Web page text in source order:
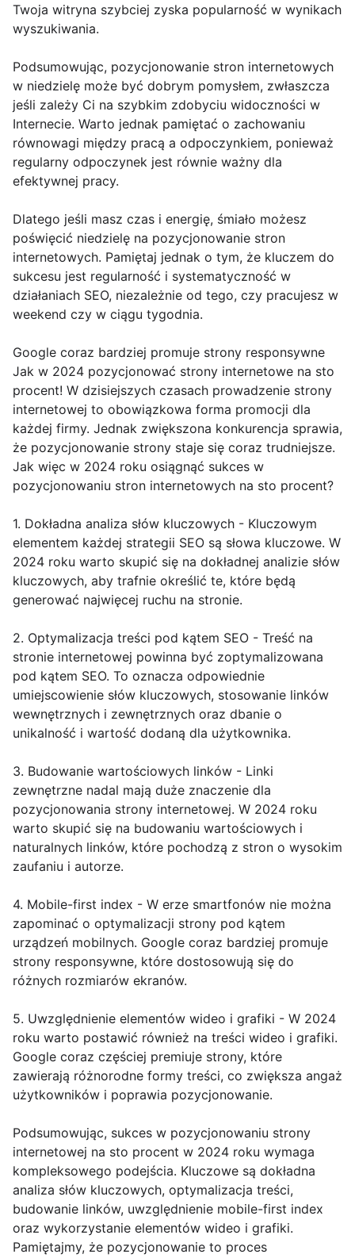
Twoja witryna szybciej zyska popularność w wynikach
wyszukiwania.
Podsumowując, pozycjonowanie stron internetowych
w niedzielę może być dobrym pomysłem, zwłaszcza
jeśli zależy Ci na szybkim zdobyciu widoczności w
Internecie. Warto jednak pamiętać o zachowaniu
równowagi między pracą a odpoczynkiem, ponieważ
regularny odpoczynek jest równie ważny dla
efektywnej pracy.
Dlatego jeśli masz czas i energię, śmiało możesz
poświęcić niedzielę na pozycjonowanie stron
internetowych. Pamiętaj jednak o tym, że kluczem do
sukcesu jest regularność i systematyczność w
działaniach SEO, niezależnie od tego, czy pracujesz w
weekend czy w ciągu tygodnia.
Google coraz bardziej promuje strony responsywne
Jak w 2024 pozycjonować strony internetowe na sto
procent! W dzisiejszych czasach prowadzenie strony
internetowej to obowiązkowa forma promocji dla
każdej firmy. Jednak zwiększona konkurencja sprawia,
że pozycjonowanie strony staje się coraz trudniejsze.
Jak więc w 2024 roku osiągnąć sukces w
pozycjonowaniu stron internetowych na sto procent?
1. Dokładna analiza słów kluczowych - Kluczowym
elementem każdej strategii SEO są słowa kluczowe. W
2024 roku warto skupić się na dokładnej analizie słów
kluczowych, aby trafnie określić te, które będą
generować najwięcej ruchu na stronie.
2. Optymalizacja treści pod kątem SEO - Treść na
stronie internetowej powinna być zoptymalizowana
pod kątem SEO. To oznacza odpowiednie
umiejscowienie słów kluczowych, stosowanie linków
wewnętrznych i zewnętrznych oraz dbanie o
unikalność i wartość dodaną dla użytkownika.
3. Budowanie wartościowych linków - Linki
zewnętrzne nadal mają duże znaczenie dla
pozycjonowania strony internetowej. W 2024 roku
warto skupić się na budowaniu wartościowych i
naturalnych linków, które pochodzą z stron o wysokim
zaufaniu i autorze.
4. Mobile-first index - W erze smartfonów nie można
zapominać o optymalizacji strony pod kątem
urządzeń mobilnych. Google coraz bardziej promuje
strony responsywne, które dostosowują się do
różnych rozmiarów ekranów.
5. Uwzględnienie elementów wideo i grafiki - W 2024
roku warto postawić również na treści wideo i grafiki.
Google coraz częściej premiuje strony, które
zawierają różnorodne formy treści, co zwiększa angaż
użytkowników i poprawia pozycjonowanie.
Podsumowując, sukces w pozycjonowaniu strony
internetowej na sto procent w 2024 roku wymaga
kompleksowego podejścia. Kluczowe są dokładna
analiza słów kluczowych, optymalizacja treści,
budowanie linków, uwzględnienie mobile-first index
oraz wykorzystanie elementów wideo i grafiki.
Pamiętajmy, że pozycjonowanie to proces